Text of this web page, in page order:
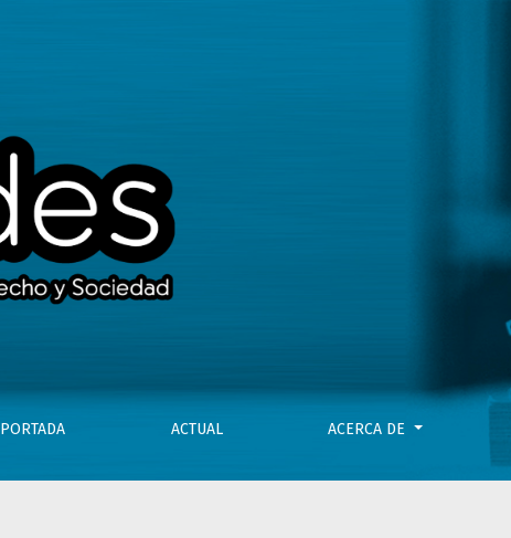
PORTADA ACTUAL ACERCA DE